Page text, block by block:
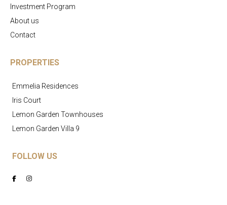
Investment Program
About us
Contact
PROPERTIES
Emmelia Residences
Iris Court
Lemon Garden Townhouses
Lemon Garden Villa 9
FOLLOW US